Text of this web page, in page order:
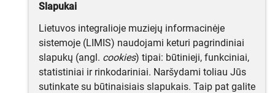
Slapukai
Lietuvos integralioje muziejų informacinėje
sistemoje (LIMIS) naudojami keturi pagrindiniai
slapukų (angl. cookies) tipai: būtinieji, funkciniai,
statistiniai ir rinkodariniai. Naršydami toliau Jūs
sutinkate su būtinaisiais slapukais. Taip pat galite